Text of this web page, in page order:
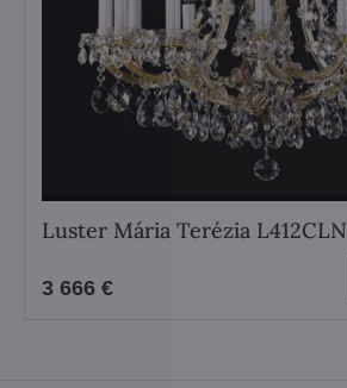
Luster Mária Terézia L412CLN
3 666 €